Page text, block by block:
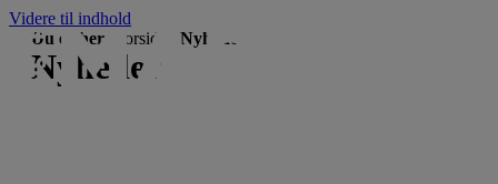
Videre til indhold
Du er her: Forside Nyheder
Nyheder